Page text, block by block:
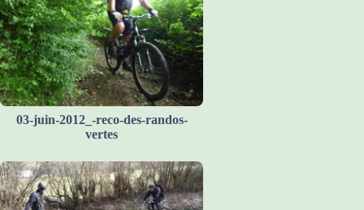
03-juin-2012_-reco-des-randos-
vertes